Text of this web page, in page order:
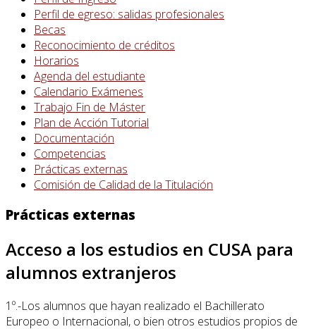
Perfil de egreso: salidas profesionales
Becas
Reconocimiento de créditos
Horarios
Agenda del estudiante
Calendario Exámenes
Trabajo Fin de Máster
Plan de Acción Tutorial
Documentación
Competencias
Prácticas externas
Comisión de Calidad de la Titulación
Prácticas externas
Acceso a los estudios en CUSA para
alumnos extranjeros
1º.-Los alumnos que hayan realizado el Bachillerato
Europeo o Internacional, o bien otros estudios propios de